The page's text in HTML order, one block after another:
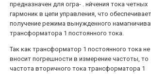
предназначен для огра- . нйчения тока четных
гармоник в цепи управления, что обеспечивает
получение режима вынужденного
трансформатора 1 постоянного тока.
Так как трансформатор 1 постоянного тока не
вносит погрешности в измерение частоты, то
частота вторичного тока трансформатора 1